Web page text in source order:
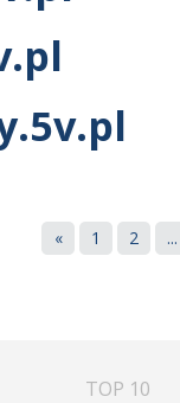
« 1 2 ...
TOP 10